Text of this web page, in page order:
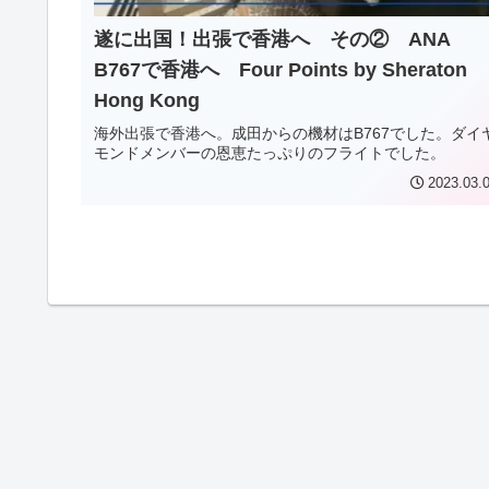
遂に出国！出張で香港へ その② ANA
B767で香港へ Four Points by Sheraton
Hong Kong
海外出張で香港へ。成田からの機材はB767でした。ダイ
モンドメンバーの恩恵たっぷりのフライトでした。